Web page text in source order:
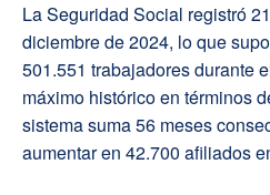
La Seguridad Social registró
diciembre de 2024, lo que
501.551 trabajadores durante
máximo histórico en términos
sistema suma 56 meses
aumentar en 42.700 afiliados